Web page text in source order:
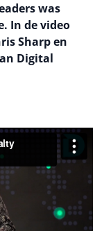
was
In de video
Sharp en
Digital